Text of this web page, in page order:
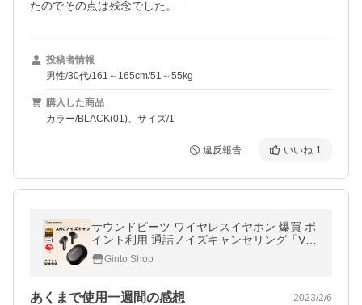
たのでその点は残念でした。
投稿者情報
男性/30代/161～165cm/51～55kg
購入した商品
カラー/BLACK(01)、サイズ/1
違反報告 いいね 1
サウンドピーツ ワイヤレスイヤホン 爆買 ポ
イント利用 通話ノイズキャンセリング「VG
P2023金賞」ハイレゾ SOUNDPEATS Capsu
le3Pro ANCアクティブ 専用アプリ
Ginto Shop
あくまで使用一週間の感想 2023/2/6